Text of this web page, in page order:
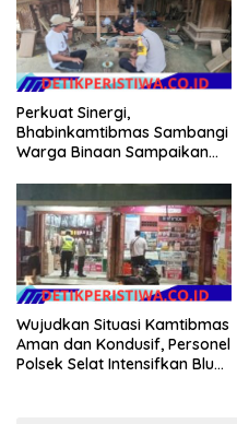
Perkuat Sinergi,
Bhabinkamtibmas Sambangi
Warga Binaan Sampaikan
Wujudkan Situasi Kamtibmas
Aman dan Kondusif, Personel
Polsek Selat Intensifkan Blue